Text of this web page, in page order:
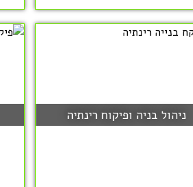
ניהול בניה ופיקוח רינתיה